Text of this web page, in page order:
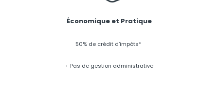
Économique et Pratique
50% de crédit d’impôts*
+ Pas de gestion administrative